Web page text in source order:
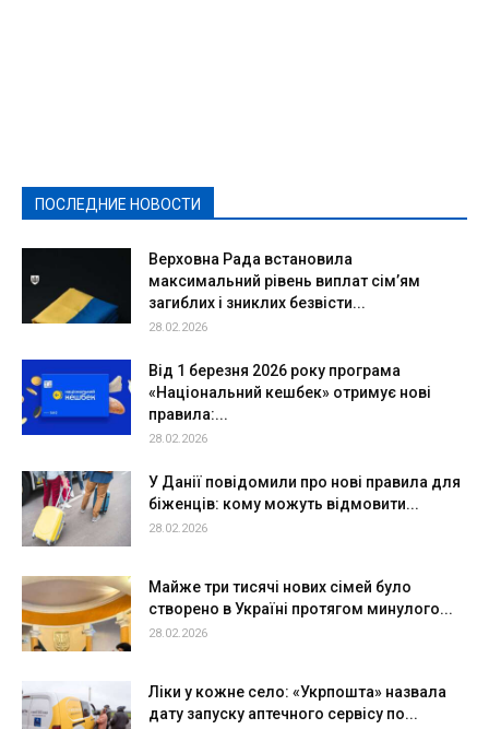
ПОСЛЕДНИЕ НОВОСТИ
Верховна Рада встановила
максимальний рівень виплат сім’ям
загиблих і зниклих безвісти...
28.02.2026
Від 1 березня 2026 року програма
«Національний кешбек» отримує нові
правила:...
28.02.2026
У Данії повідомили про нові правила для
біженців: кому можуть відмовити...
28.02.2026
Майже три тисячі нових сімей було
створено в Україні протягом минулого...
28.02.2026
Ліки у кожне село: «Укрпошта» назвала
дату запуску аптечного сервісу по...